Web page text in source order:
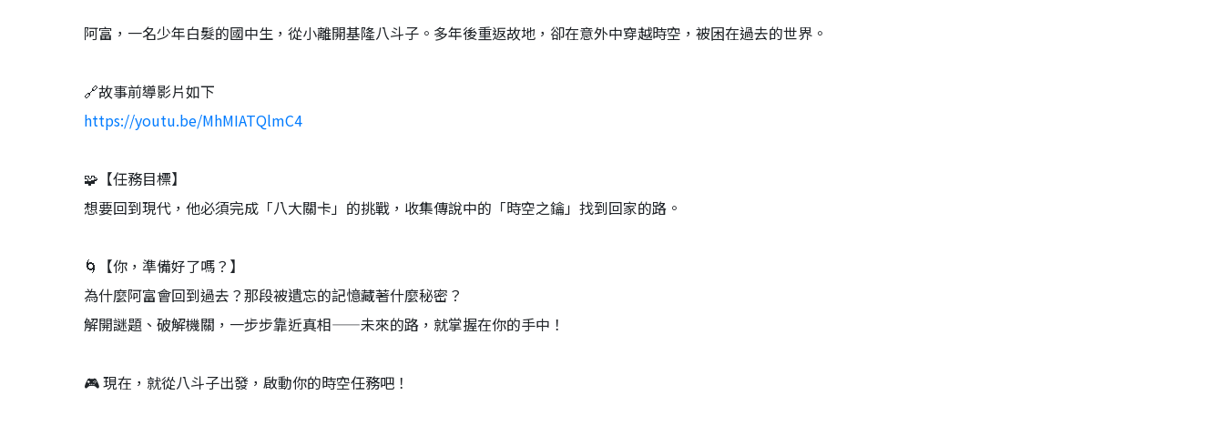
阿富，一名少年白髮的國中生，從小離開基隆八斗子。多年後重返故地，卻在意外中穿越時空，被困在過去的世界。
🔗故事前導影片如下
https://youtu.be/MhMIATQlmC4
🧩【任務目標】
想要回到現代，他必須完成「八大關卡」的挑戰，收集傳說中的「時空之鑰」找到回家的路。
🌀【你，準備好了嗎？】
為什麼阿富會回到過去？那段被遺忘的記憶藏著什麼秘密？
解開謎題、破解機關，一步步靠近真相——未來的路，就掌握在你的手中！
🎮 現在，就從八斗子出發，啟動你的時空任務吧！